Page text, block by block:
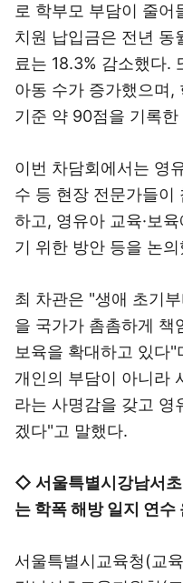
로 학부모 부담이 줄
치원 납입금은 전년 동
료는 18.3% 감소했다.
아동 수가 증가했으며,
기준 약 90점을 기록
이번 차담회에서는 영
수 등 현장 전문가들이
하고, 영유아 교육·보
기 위한 방안 등을 논의
최 차관은 "생애 초기
을 국가가 촘촘하게 책
보육을 확대하고 있다
개인의 부담이 아니라
라는 사명감을 갖고 영
겠다"고 말했다.
◇ 서울특별시강남서
는 학폭 해방 일지 연수
서울특별시교육청(교